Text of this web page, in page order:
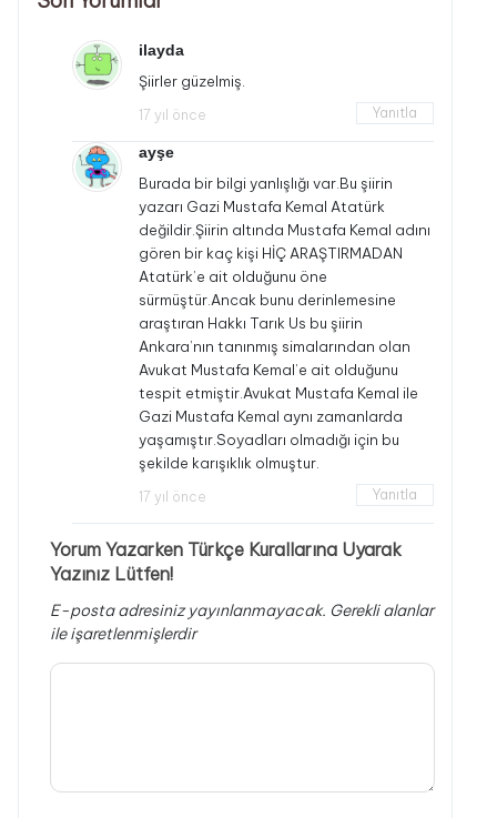
ilayda
Şiirler güzelmiş.
17 yıl önce Yanıtla
ayşe
Burada bir bilgi yanlışlığı var.Bu şiirin
yazarı Gazi Mustafa Kemal Atatürk
değildir.Şiirin altında Mustafa Kemal adını
gören bir kaç kişi HİÇ ARAŞTIRMADAN
Atatürk’e ait olduğunu öne
sürmüştür.Ancak bunu derinlemesine
araştıran Hakkı Tarık Us bu şiirin
Ankara’nın tanınmış simalarından olan
Avukat Mustafa Kemal’e ait olduğunu
tespit etmiştir.Avukat Mustafa Kemal ile
Gazi Mustafa Kemal aynı zamanlarda
yaşamıştır.Soyadları olmadığı için bu
şekilde karışıklık olmuştur.
17 yıl önce Yanıtla
Yorum Yazarken Türkçe Kurallarına Uyarak
Yazınız Lütfen!
E-posta adresiniz yayınlanmayacak. Gerekli alanlar
ile işaretlenmişlerdir